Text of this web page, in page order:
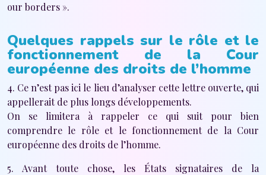
our borders ».
Quelques rappels sur le rôle et le
fonctionnement de la Cour
européenne des droits de l’homme
4. Ce n’est pas ici le lieu d’analyser cette lettre ouverte, qui
appellerait de plus longs développements.
On se limitera à rappeler ce qui suit pour bien
comprendre le rôle et le fonctionnement de la Cour
européenne des droits de l’homme.
5. Avant toute chose, les États signataires de la